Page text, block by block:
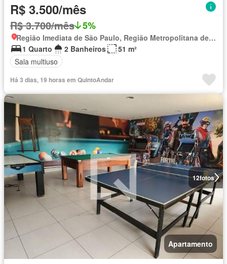
R$ 3.500/mês
R$ 3.700/mês 5%
Região Imediata de São Paulo, Região Metropolitana de São Paulo
1 Quarto
2 Banheiros
51 m²
Sala multiuso
Há 3 dias, 19 horas em QuintoAndar
12fotos
Apartamento